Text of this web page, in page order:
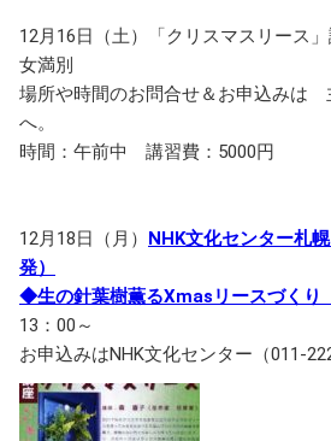
12月16日（土）「クリスマスリース
女満別
場所や時間のお問合せ＆お申込みは
へ。
時間：午前中 講習費：5000円
12月18日（月） NHK文化センター札
発）
◆生の針葉樹薫るXmasリースづくり
13：00～
お申込みはNHK文化センター（